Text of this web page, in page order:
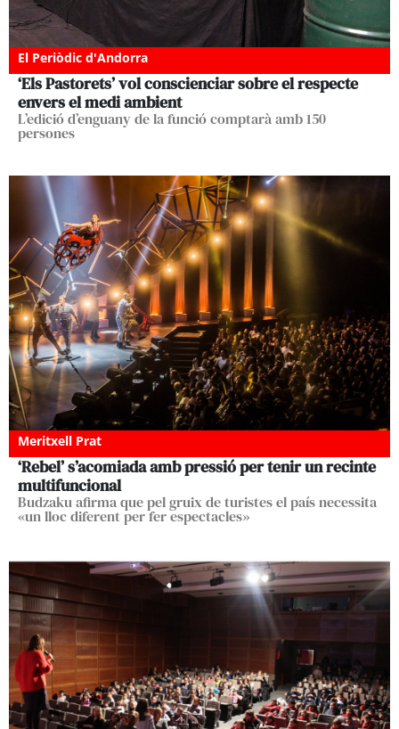
El Periòdic d'Andorra
‘Els Pastorets’ vol conscienciar sobre el respecte
envers el medi ambient
L’edició d’enguany de la funció comptarà amb 150
persones
Meritxell Prat
‘Rebel’ s’acomiada amb pressió per tenir un recinte
multifuncional
Budzaku afirma que pel gruix de turistes el país necessita
«un lloc diferent per fer espectacles»